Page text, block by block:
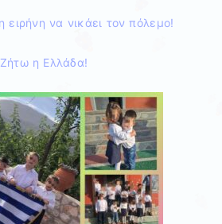
να νικάει τον πόλεμο!
Ζήτω η Ελλάδα!